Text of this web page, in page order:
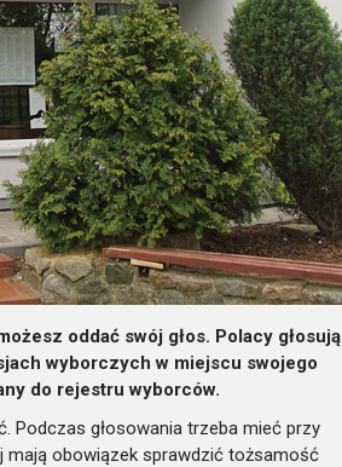
oddać swój głos. Polacy głosują
wyborczych w miejscu swojego
do rejestru wyborców.
Podczas głosowania trzeba mieć przy
obowiązek sprawdzić tożsamość